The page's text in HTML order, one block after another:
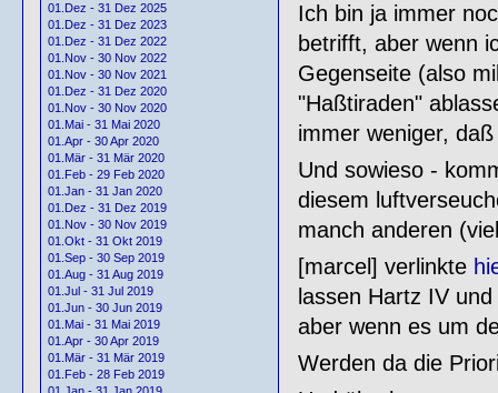
01.Dez - 31 Dez 2025
01.Dez - 31 Dez 2023
01.Dez - 31 Dez 2022
01.Nov - 30 Nov 2022
01.Nov - 30 Nov 2021
01.Dez - 31 Dez 2020
01.Nov - 30 Nov 2020
01.Mai - 31 Mai 2020
01.Apr - 30 Apr 2020
01.Mär - 31 Mär 2020
01.Feb - 29 Feb 2020
01.Jan - 31 Jan 2020
01.Dez - 31 Dez 2019
01.Nov - 30 Nov 2019
01.Okt - 31 Okt 2019
01.Sep - 30 Sep 2019
01.Aug - 31 Aug 2019
01.Jul - 31 Jul 2019
01.Jun - 30 Jun 2019
01.Mai - 31 Mai 2019
01.Apr - 30 Apr 2019
01.Mär - 31 Mär 2019
01.Feb - 28 Feb 2019
Ich bin ja immer
betrifft, aber wenn
Gegenseite (also
"Haßtiraden"
immer weniger,
Und sowieso -
diesem
manch anderen
[marcel] verlinkte
lassen Hartz IV
aber wenn es um
Werden da die